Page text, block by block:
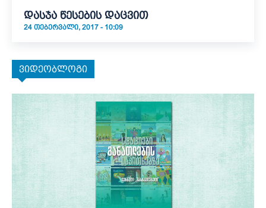
დასჯა წესების დაცვით
24 ᲗᲔᲑᲔᲠᲕᲐᲚᲘ, 2017 - 10:09
ვიდეობლოგი